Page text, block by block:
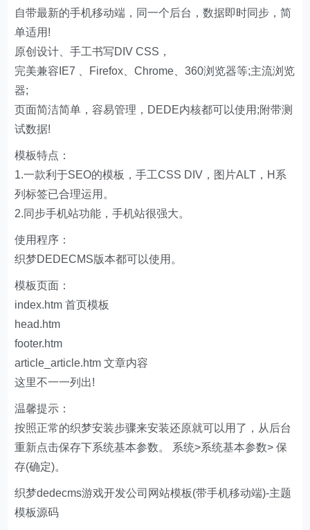
自带最新的手机移动端，同一个后台，数据即时同步，简
单适用!
原创设计、手工书写DIV CSS，
完美兼容IE7 、Firefox、Chrome、360浏览器等;主流浏览
器;
页面简洁简单，容易管理，DEDE内核都可以使用;附带测
试数据!
模板特点：
1.一款利于SEO的模板，手工CSS DIV，图片ALT，H系
列标签已合理运用。
2.同步手机站功能，手机站很强大。
使用程序：
织梦DEDECMS版本都可以使用。
模板页面：
index.htm 首页模板
head.htm
footer.htm
article_article.htm 文章内容
这里不一一列出!
温馨提示：
按照正常的织梦安装步骤来安装还原就可以用了，从后台
重新点击保存下系统基本参数。 系统>系统基本参数> 保
存(确定)。
织梦dedecms游戏开发公司网站模板(带手机移动端)-主题
模板源码